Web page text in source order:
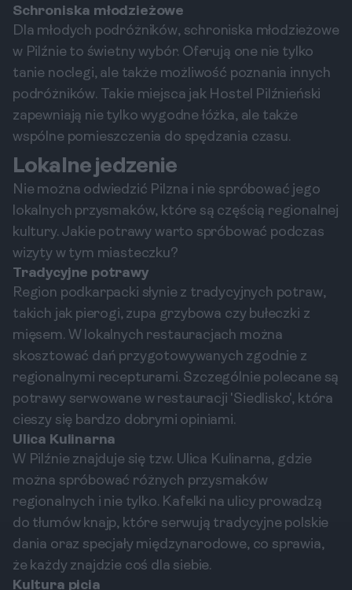
Schroniska młodzieżowe
Dla młodych podróżników, schroniska młodzieżowe
w Pilźnie to świetny wybór. Oferują one nie tylko
tanie noclegi, ale także możliwość poznania innych
podróżników. Takie miejsca jak Hostel Pilźnieński
zapewniają nie tylko wygodne łóżka, ale także
wspólne pomieszczenia do spędzania czasu.
Lokalne jedzenie
Nie można odwiedzić Pilzna i nie spróbować jego
lokalnych przysmaków, które są częścią regionalnej
kultury. Jakie potrawy warto spróbować podczas
wizyty w tym miasteczku?
Tradycyjne potrawy
Region podkarpacki słynie z tradycyjnych potraw,
takich jak pierogi, zupa grzybowa czy bułeczki z
mięsem. W lokalnych restauracjach można
skosztować dań przygotowywanych zgodnie z
regionalnymi recepturami. Szczególnie polecane są
potrawy serwowane w restauracji 'Siedlisko', która
cieszy się bardzo dobrymi opiniami.
Ulica Kulinarna
W Pilźnie znajduje się tzw. Ulica Kulinarna, gdzie
można spróbować różnych przysmaków
regionalnych i nie tylko. Kafelki na ulicy prowadzą
do tłumów knajp, które serwują tradycyjne polskie
dania oraz specjały międzynarodowe, co sprawia,
że każdy znajdzie coś dla siebie.
Kultura picia